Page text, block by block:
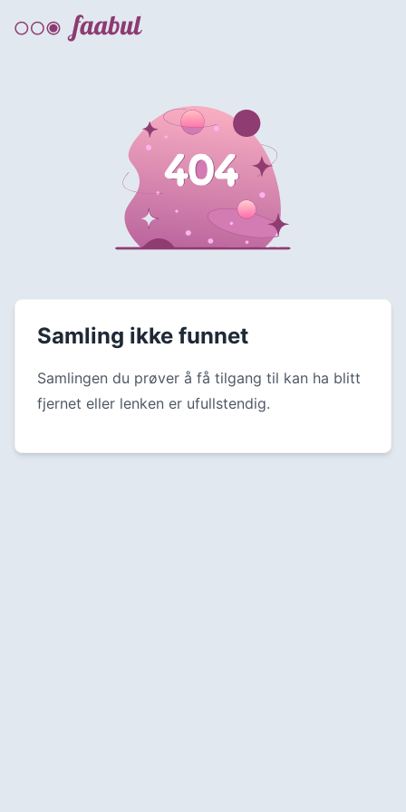
Samling ikke funnet
Samlingen du prøver å få tilgang til kan ha blitt
fjernet eller lenken er ufullstendig.